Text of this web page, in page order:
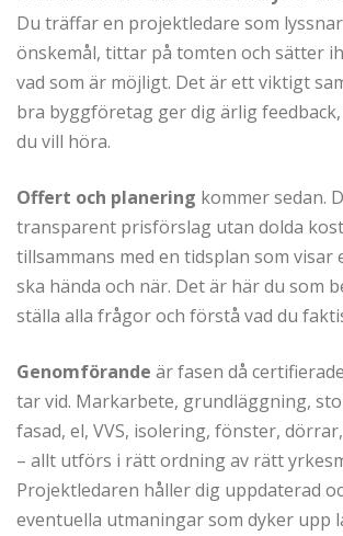
Du träffar en projektledare som
önskemål, tittar på tomten och sätter
vad som är möjligt. Det är ett viktigt
bra byggföretag ger dig ärlig
du vill höra.
Offert och planering kommer sedan.
transparent prisförslag utan dolda
tillsammans med en tidsplan som visar
ska hända och när. Det är här du som
ställa alla frågor och förstå vad du
Genomförande är fasen då
tar vid. Markarbete, grundläggning,
fasad, el, VVS, isolering, fönster,
– allt utförs i rätt ordning av rätt
Projektledaren håller dig uppdaterad
eventuella utmaningar som dyker upp